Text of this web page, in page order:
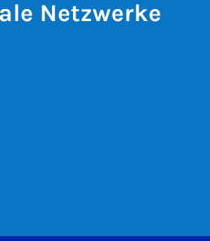
Netzwerke